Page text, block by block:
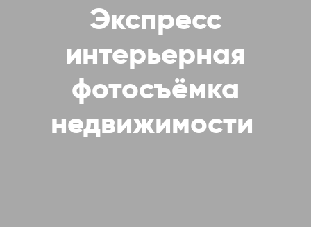
Экспресс
интерьерная
фотосъёмка
недвижимости